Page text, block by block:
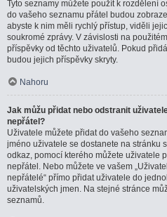
Tyto seznamy můžete použít k rozdělení
do vašeho seznamu přátel budou
abyste k nim měli rychlý přístup, viděli
soukromé zprávy. V závislosti na
příspěvky od těchto uživatelů. Pokud
budou jejich příspěvky skryty.
Nahoru
Jak můžu přidat nebo odstranit
nepřátel?
Uživatele můžete přidat do vašeho
jméno uživatele se dostanete na stránku
odkaz, pomocí kterého můžete uživatele
nepřátel. Nebo můžete ve vašem
nepřátelé“ přímo přidat uživatele do
uživatelských jmen. Na stejné stránce
seznamů.